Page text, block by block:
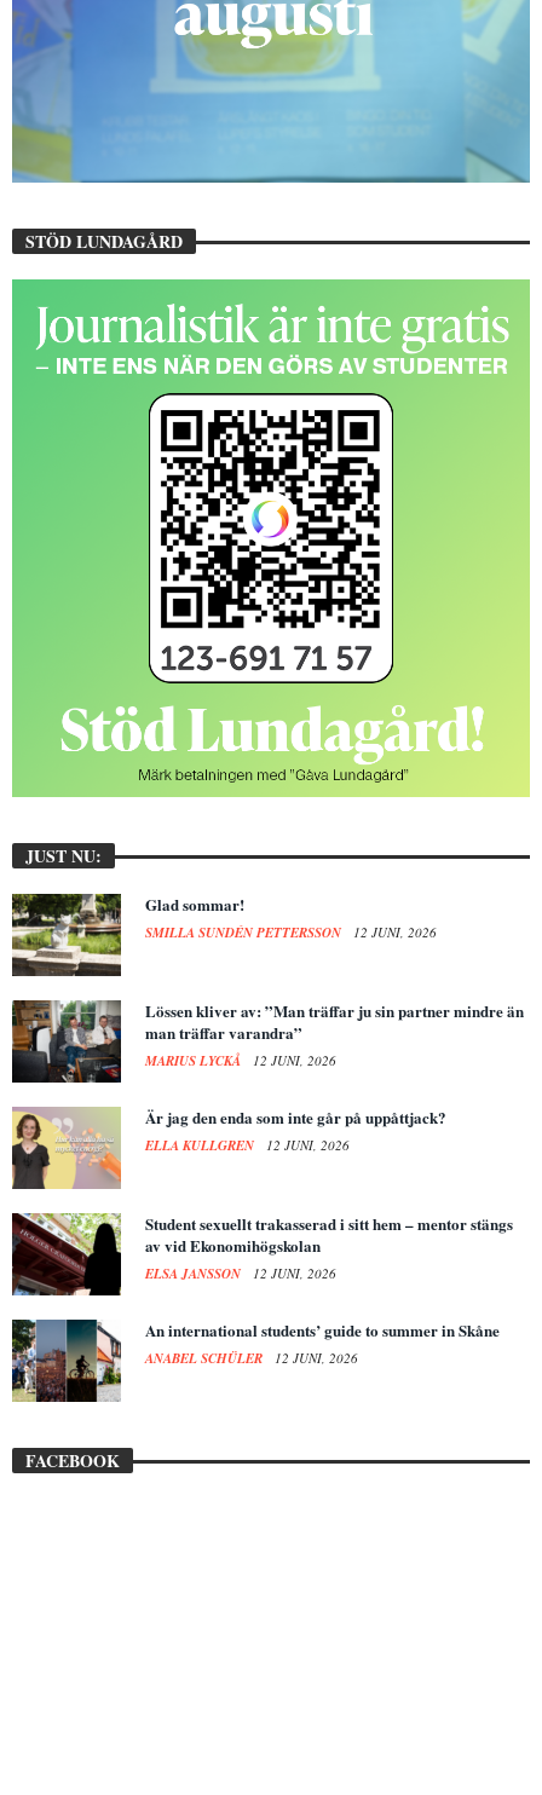
STÖD LUNDAGÅRD
JUST NU:
Glad sommar!
SMILLA SUNDÉN PETTERSSON 12 JUNI, 2026
Lössen kliver av: ”Man träffar ju sin partner mindre än
man träffar varandra”
MARIUS LYCKÅ 12 JUNI, 2026
Är jag den enda som inte går på uppåttjack?
ELLA KULLGREN 12 JUNI, 2026
Student sexuellt trakasserad i sitt hem – mentor stängs
av vid Ekonomihögskolan
ELSA JANSSON 12 JUNI, 2026
An international students’ guide to summer in Skåne
ANABEL SCHÜLER 12 JUNI, 2026
FACEBOOK